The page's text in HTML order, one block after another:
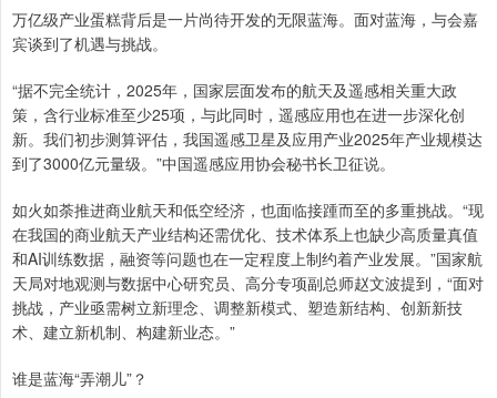
万亿级产业蛋糕背后是一片尚待开发的无限蓝海。面对蓝海，与会嘉
宾谈到了机遇与挑战。
“据不完全统计，2025年，国家层面发布的航天及遥感相关重大政
策，含行业标准至少25项，与此同时，遥感应用也在进一步深化创
新。我们初步测算评估，我国遥感卫星及应用产业2025年产业规模达
到了3000亿元量级。”中国遥感应用协会秘书长卫征说。
如火如荼推进商业航天和低空经济，也面临接踵而至的多重挑战。“现
在我国的商业航天产业结构还需优化、技术体系上也缺少高质量真值
和AI训练数据，融资等问题也在一定程度上制约着产业发展。”国家航
天局对地观测与数据中心研究员、高分专项副总师赵文波提到，“面对
挑战，产业亟需树立新理念、调整新模式、塑造新结构、创新新技
术、建立新机制、构建新业态。”
谁是蓝海“弄潮儿”？